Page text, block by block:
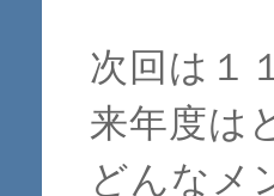
次回は１
来年度は
どんなメ